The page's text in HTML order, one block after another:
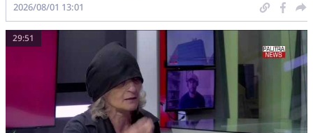
2026/08/01 13:01
29:51